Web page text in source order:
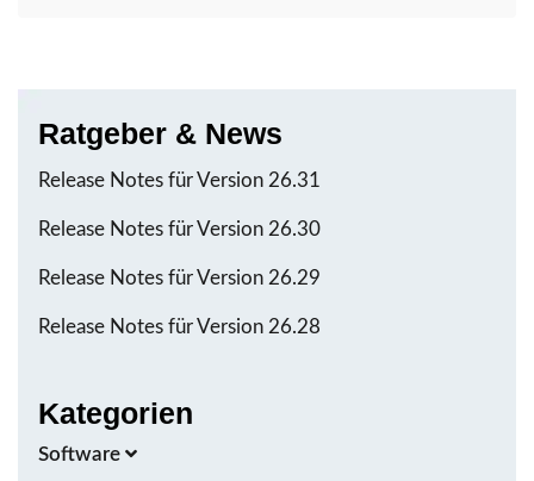
Ratgeber & News
Release Notes für Version 26.31
Release Notes für Version 26.30
Release Notes für Version 26.29
Release Notes für Version 26.28
Kategorien
Software